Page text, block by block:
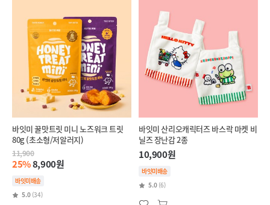
바잇미 꿀맛트릿 미니 노즈워크 트릿
80g (초소형/저알러지)
11,900
25%8,900원
바잇미배송
5.0 (34)
바잇미 산리오캐릭터즈 바스락 마켓 비
닐즈 장난감 2종
10,900원
바잇미배송
5.0 (6)